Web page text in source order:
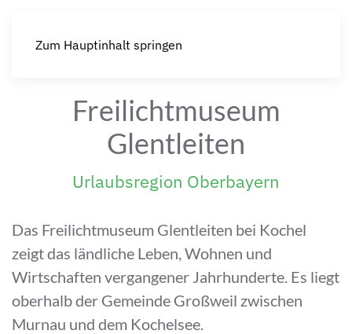
Zum Hauptinhalt springen
Freilichtmuseum
Glentleiten
Urlaubsregion Oberbayern
Das Freilichtmuseum Glentleiten bei Kochel
zeigt das ländliche Leben, Wohnen und
Wirtschaften vergangener Jahrhunderte. Es liegt
oberhalb der Gemeinde Großweil zwischen
Murnau und dem Kochelsee.